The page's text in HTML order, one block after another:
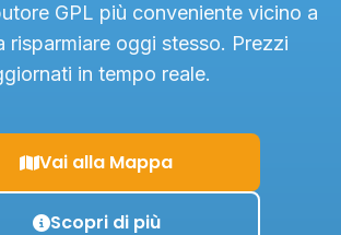
GPL più conveniente vicino a
risparmiare oggi stesso. Prezzi
in tempo reale.
Vai alla Mappa
Scopri di più